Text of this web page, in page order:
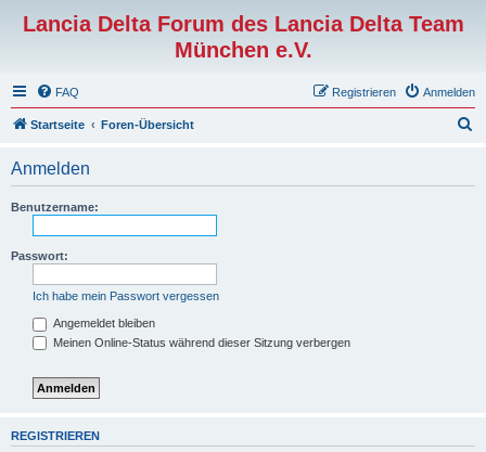
Lancia Delta Forum des Lancia Delta Team
München e.V.
FAQ Anmelden
Registrieren
Startseite Foren-Übersicht
Anmelden
Benutzername:
Passwort:
Ich habe mein Passwort vergessen
Angemeldet bleiben
Meinen Online-Status während dieser Sitzung verbergen
REGISTRIEREN